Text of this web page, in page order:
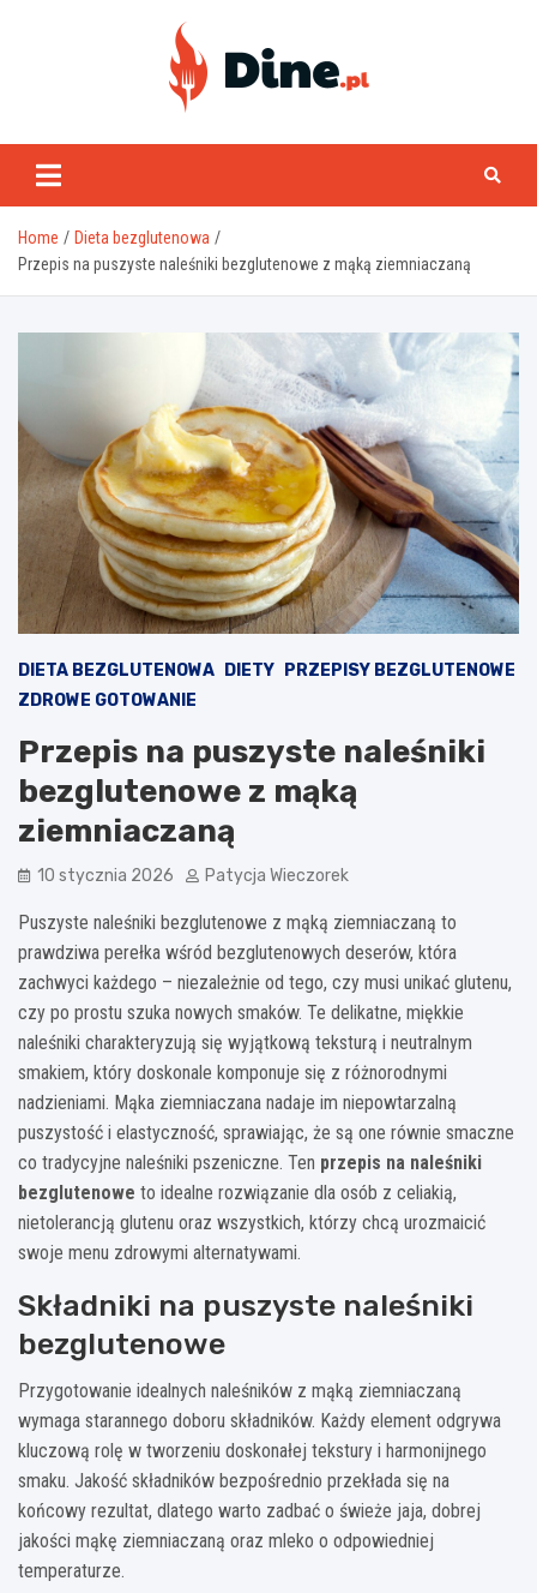
www.dine.pl
Home
Dieta bezglutenowa
Przepis na puszyste naleśniki bezglutenowe z mąką ziemniaczaną
DIETA BEZGLUTENOWA DIETY
PRZEPISY BEZGLUTENOWE
ZDROWE GOTOWANIE
Przepis na puszyste naleśniki
bezglutenowe z mąką
ziemniaczaną
10 stycznia 2026 Patycja Wieczorek
Puszyste naleśniki bezglutenowe z mąką ziemniaczaną to
prawdziwa perełka wśród bezglutenowych deserów, która
zachwyci każdego – niezależnie od tego, czy musi unikać glutenu,
czy po prostu szuka nowych smaków. Te delikatne, miękkie
naleśniki charakteryzują się wyjątkową teksturą i neutralnym
smakiem, który doskonale komponuje się z różnorodnymi
nadzieniami. Mąka ziemniaczana nadaje im niepowtarzalną
puszystość i elastyczność, sprawiając, że są one równie smaczne
co tradycyjne naleśniki pszeniczne. Ten przepis na naleśniki
bezglutenowe to idealne rozwiązanie dla osób z celiakią,
nietolerancją glutenu oraz wszystkich, którzy chcą urozmaicić
swoje menu zdrowymi alternatywami.
Składniki na puszyste naleśniki
bezglutenowe
Przygotowanie idealnych naleśników z mąką ziemniaczaną
wymaga starannego doboru składników. Każdy element odgrywa
kluczową rolę w tworzeniu doskonałej tekstury i harmonijnego
smaku. Jakość składników bezpośrednio przekłada się na
końcowy rezultat, dlatego warto zadbać o świeże jaja, dobrej
jakości mąkę ziemniaczaną oraz mleko o odpowiedniej
temperaturze.